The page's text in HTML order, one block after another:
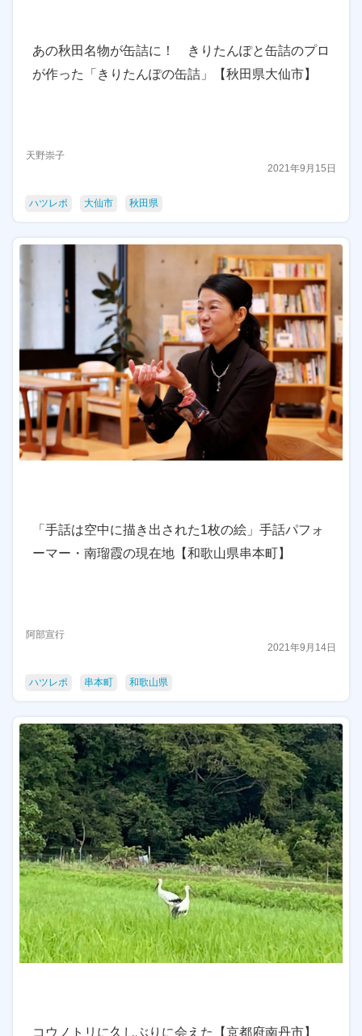
あの秋田名物が缶詰に！ きりたんぽと缶詰のプロ
が作った「きりたんぽの缶詰」【秋田県大仙市】
天野崇子
2021年9月15日
ハツレポ 大仙市 秋田県
「手話は空中に描き出された1枚の絵」手話パフォ
ーマー・南瑠霞の現在地【和歌山県串本町】
阿部宣行
2021年9月14日
ハツレポ 串本町 和歌山県
コウノトリに久しぶりに会えた【京都府南丹市】